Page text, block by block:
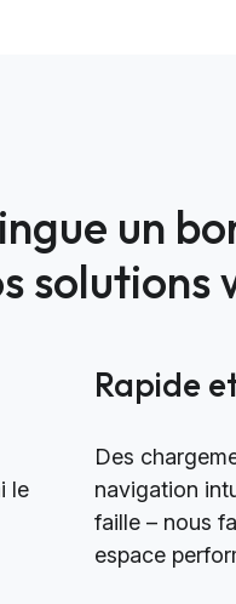
un
solutions
le
Rapide
Des
navigation
faille – nous
espace